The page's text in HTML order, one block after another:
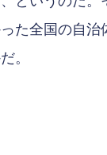
た全国の自
。